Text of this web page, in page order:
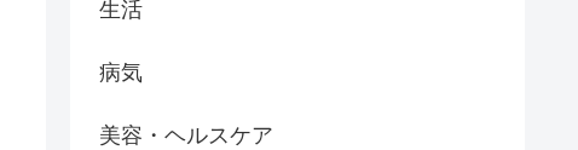
生活
病気
美容・ヘルスケア